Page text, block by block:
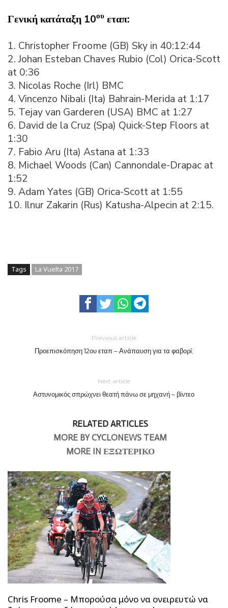
Γενικήκατάταξη 10ου εταπ:
1. Christopher Froome (GB) Sky in 40:12:44
2. Johan Esteban Chaves Rubio (Col) Orica-Scott
at 0:36
3. Nicolas Roche (Irl) BMC
4. Vincenzo Nibali (Ita) Bahrain-Merida at 1:17
5. Tejay van Garderen (USA) BMC at 1:27
6. David de la Cruz (Spa) Quick-Step Floors at
1:30
7. Fabio Aru (Ita) Astana at 1:33
8. Michael Woods (Can) Cannondale-Drapac at
1:52
9. Adam Yates (GB) Orica-Scott at 1:55
10. Ilnur Zakarin (Rus) Katusha-Alpecin at 2:15.
Tags La Vuelta 2017
Previous article
Προεπισκόπηση 12ου εταπ – Ανάπαυση για τα φαβορί;
Next article
Αστυνομικός σπρώχνει θεατή πάνω σε μηχανή – βίντεο
RELATED ARTICLES
MORE BY CYCLONEWS TEAM
MORE IN ΕΞΩΤΕΡΙΚΟ
Chris Froome – Μπορούσα μόνο να ονειρευτώ να